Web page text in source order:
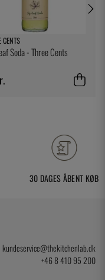
CENTS
Soda - Three Cents
30 DAGES ÅBENT KØB
kundeservice@thekitchenlab.dk
+46 8 410 95 200